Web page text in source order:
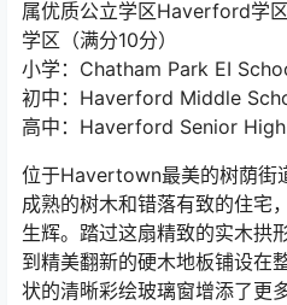
属优质公立学区Haverford学区
学区（满分10分）
小学：Chatham Park EI
初中：Haverford Middle
高中：Haverford Senior
位于Havertown最美的树荫街
成熟的树木和错落有致的住宅
生辉。踏过这扇精致的实木拱
到精美翻新的硬木地板铺设在
状的清晰彩绘玻璃窗增添了更